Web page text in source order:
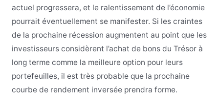
actuel progressera, et le ralentissement de l’économie
pourrait éventuellement se manifester. Si les craintes
de la prochaine récession augmentent au point que les
investisseurs considèrent l’achat de bons du Trésor à
long terme comme la meilleure option pour leurs
portefeuilles, il est très probable que la prochaine
courbe de rendement inversée prendra forme.